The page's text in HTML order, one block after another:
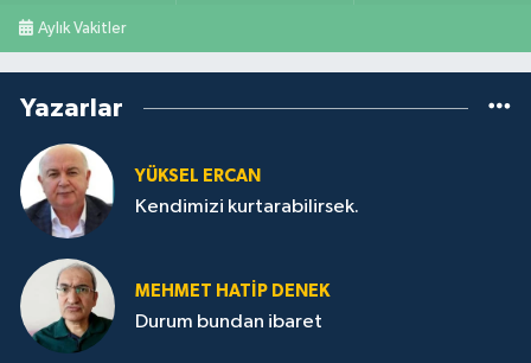
Aylık Vakitler
Yazarlar
YÜKSEL ERCAN
Kendimizi kurtarabilirsek.
MEHMET HATİP DENEK
Durum bundan ibaret